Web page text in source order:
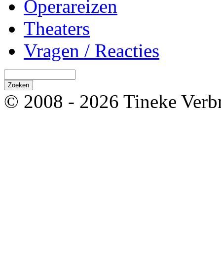
Operareizen
Theaters
Vragen / Reacties
© 2008 - 2026 Tineke